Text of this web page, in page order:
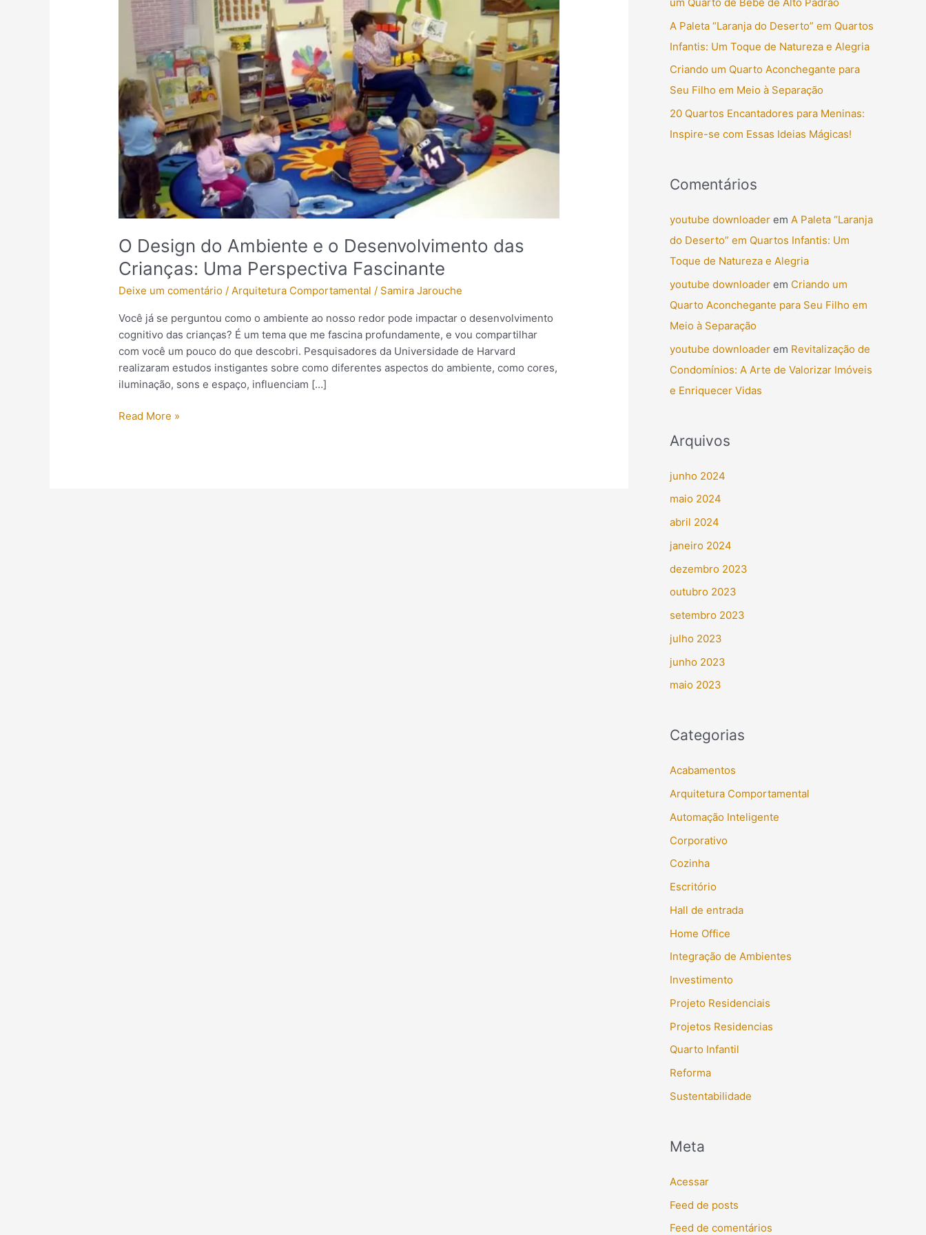
O Design do Ambiente e o Desenvolvimento das
Crianças: Uma Perspectiva Fascinante
Deixe um comentário /Arquitetura Comportamental / Samira Jarouche
Você já se perguntou como o ambiente ao nosso redor pode impactar o desenvolvimento
cognitivo das crianças? É um tema que me fascina profundamente, e vou compartilhar
com você um pouco do que descobri. Pesquisadores da Universidade de Harvard
realizaram estudos instigantes sobre como diferentes aspectos do ambiente, como cores,
iluminação, sons e espaço, influenciam […]
Design
Ambiente
o
Desenvolvimento
das
Crianças:
Uma
Perspectiva
Fascinante
Read More »
p
o
r
:
A Paleta “Laranja do Deserto” em Quartos
Infantis: Um Toque de Natureza e Alegria
Criando um Quarto Aconchegante para
Seu Filho em Meio à Separação
20 Quartos Encantadores para Meninas:
Inspire-se com Essas Ideias Mágicas!
Comentários
youtube downloader em A Paleta “Laranja
do Deserto” em Quartos Infantis: Um
Toque de Natureza e Alegria
youtube downloader em Criando um
Quarto Aconchegante para Seu Filho em
Meio à Separação
youtube downloader em Revitalização de
Condomínios: A Arte de Valorizar Imóveis
e Enriquecer Vidas
Arquivos
junho 2024
maio 2024
abril 2024
janeiro 2024
dezembro 2023
outubro 2023
setembro 2023
julho 2023
junho 2023
maio 2023
Categorias
Acabamentos
Arquitetura Comportamental
Automação Inteligente
Corporativo
Cozinha
Escritório
Hall de entrada
Home Office
Integração de Ambientes
Investimento
Projeto Residenciais
Projetos Residencias
Quarto Infantil
Reforma
Sustentabilidade
Meta
Acessar
Feed de posts
Feed de comentários